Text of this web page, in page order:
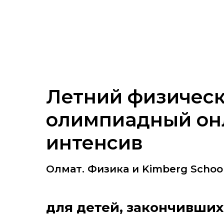
Летний
олимпиадный
интенсив
Олмат. Физика и Kimberg
для детей, закончивших